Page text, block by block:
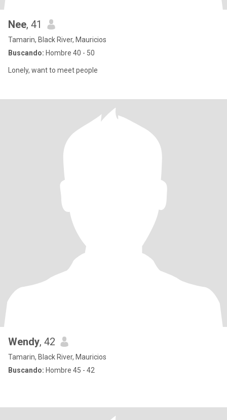
Nee, 41
Tamarin, Black River, Mauricios
Buscando: Hombre 40 - 50
Lonely, want to meet people
Wendy, 42
Tamarin, Black River, Mauricios
Buscando: Hombre 45 - 42